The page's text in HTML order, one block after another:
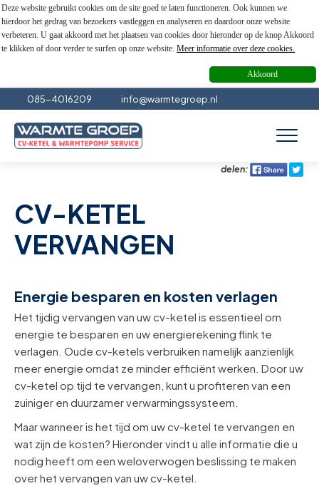
Deze website gebruikt cookies om de site goed te laten functioneren. Ook kunnen we
hierdoor het gedrag van bezoekers vastleggen en analyseren en daardoor onze website
verbeteren. U gaat akkoord met het plaatsen van cookies door hieronder op de knop Akkoord
te klikken of door verder te surfen op onze website.Meer informatie over deze cookies.
Akkoord
085-4016209 info@warmtegroep.nl
delen:
CV-KETEL
VERVANGEN
Energie besparen en kosten verlagen
Het tijdig vervangen van uw cv-ketel is essentieel om
energie te besparen en uw energierekening flink te
verlagen. Oude cv-ketels verbruiken namelijk aanzienlijk
meer energie omdat ze minder efficiënt werken. Door uw
cv-ketel op tijd te vervangen, kunt u profiteren van een
zuiniger en duurzamer verwarmingssysteem.
Maar wanneer is het tijd om uw cv-ketel te vervangen en
wat zijn de kosten? Hieronder vindt u alle informatie die u
nodig heeft om een weloverwogen beslissing te maken
over het vervangen van uw cv-ketel.